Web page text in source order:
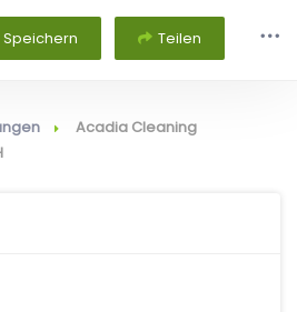
Speichern Teilen
Acadia Cleaning